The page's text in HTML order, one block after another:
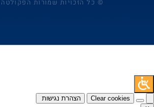
© כל הזכויות שמורות הפקולטה
Clear cookies
הצהרת נגישות